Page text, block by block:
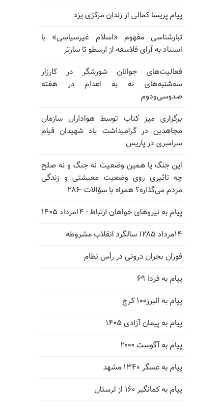
پیام پریسا کمالی از زندان مرکزی یزد
تبارشناسی مفهوم «اسلام غیرسیاسی» با
استناد به آرای فلاسفه از ارسطو تا سارتر
فعالیت‌های جوانان شورشگر در کارزار
سه‌شنبه‌های نه به اعدام در هفته
صدوسی‌و‌دوم
برگزاری میز کتاب توسط هواداران سازمان
مجاهدین در گرامیداشت یاد شهیدان قیام
سراسری در پاریس
این جنگ یا همین وضعیت نه جنگ و نه صلح
چه تاثیری روی وضعیت معیشتی و زندگی
مردم می‌گذاره؟ همراه با سؤالات -۲۸۶
پیام به نیروهای خواهان ارتباط - ۱۴مرداد ۱۴۰۵
۱۴مرداد ۱۲۸۵ سالگرد انقلاب مشروطه
فوران بحران درونی در رأس نظام
پیام به فردا ۶۹
پیام به البرز۱۰۰ کرج
پیام به پیمان آزادی ۱۴۰۵
پیام به آگوست ۲۰۰۰
پیام به عسگر ۱۳۴۰ مشهد
پیام به کمانگیر ۱۶۰ از لرستان